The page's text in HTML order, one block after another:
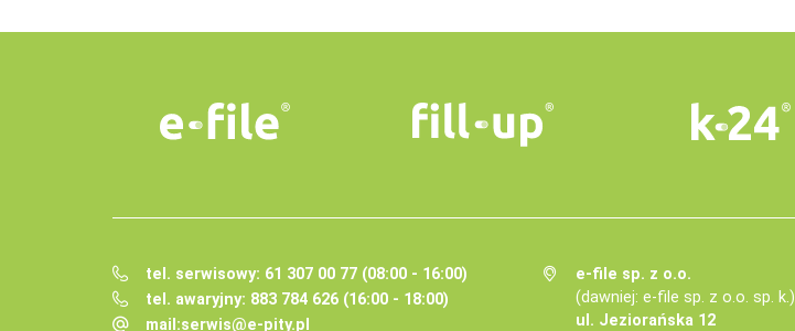
tel. serwisowy: 61 307 00 77 (08:00 - 16:00)
tel. awaryjny: 883 784 626 (16:00 - 18:00)
mail:serwis@e-pity.pl
e-file sp. z o.o.
(dawniej: e-file sp. z o.o. sp. k.)
ul. Jeziorańska 12